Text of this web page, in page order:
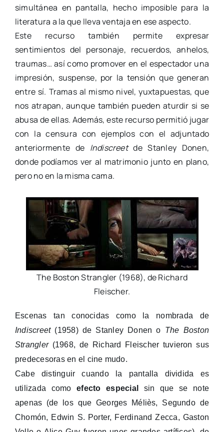
simultánea en pantalla, hecho imposible para la
literatura a la que lleva ventaja en ese aspecto.
Este recurso también permite expresar
sentimientos del personaje, recuerdos, anhelos,
traumas… así como promover en el espectador una
impresión, suspense, por la tensión que generan
entre sí. Tramas al mismo nivel, yuxtapuestas, que
nos atrapan, aunque también pueden aturdir si se
abusa de ellas. Además, este recurso permitió jugar
con la censura con ejemplos con el adjuntado
anteriormente de Indiscreetde Stanley Donen,
donde podíamos ver al matrimonio junto en plano,
pero no en la misma cama.
The Boston Strangler (1968), de Richard
Fleischer.
Escenas tan conocidas como la nombrada de
Indiscreet(1958) de Stanley Donen o The Boston
Strangler(1968, de Richard Fleischer tuvieron sus
predecesoras en el cine mudo.
Cabe distinguir cuando la pantalla dividida es
utilizada comoefecto especial
sin que se note
apenas (de los que Georges Méliès, Segundo de
Chomón, Edwin S. Porter, Ferdinand Zecca, Gaston